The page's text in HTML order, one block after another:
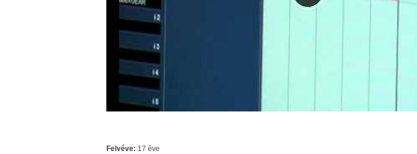
Felvéve: 17 éve